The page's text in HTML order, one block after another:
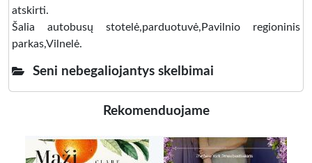
atskirti.
Šalia autobusų stotelė,parduotuvė,Pavilnio regioninis
parkas,Vilnelė.
Seni nebegaliojantys skelbimai
Rekomenduojame